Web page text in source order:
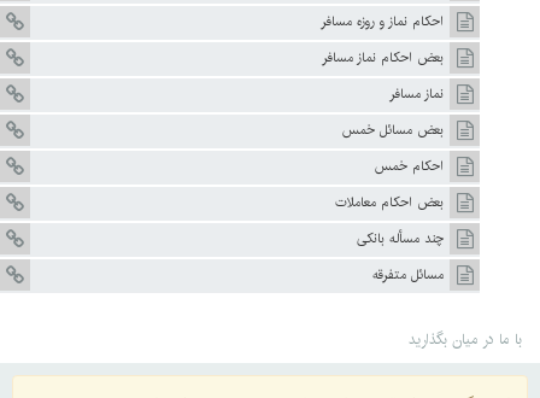
احکام نماز و روزه مسافر
بعض احکام نماز مسافر
نماز مسافر
بعض مسائل خمس
احکام خمس
بعض احکام معاملات
چند مسأله بانکی
مسائل متفرقه
با ما در میان بگذارید